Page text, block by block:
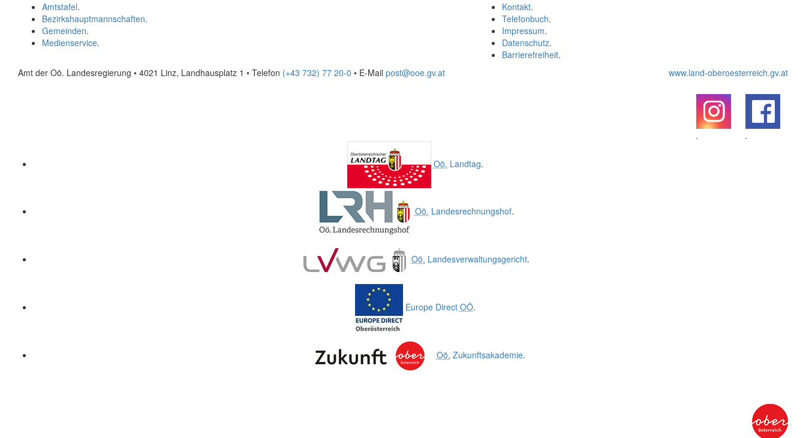
Kontakt.
Telefonbuch.
Impressum.
Datenschutz.
Barrierefreiheit.
Amtstafel.
Bezirkshauptmannschaften.
Gemeinden.
Medienservice.
Amt der Oö. Landesregierung • 4021 Linz, Landhausplatz 1 • Telefon (+43 732) 77 20-0 • E-Mail post@ooe.gv.at www.land-oberoesterreich.gv.at
.
.
Oö. Landtag.
Oö. Landesrechnungshof.
Oö. Landesverwaltungsgericht.
Europe Direct OÖ.
Oö. Zukunftsakademie.